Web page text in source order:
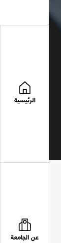
الرئيسية
عن الجامعة